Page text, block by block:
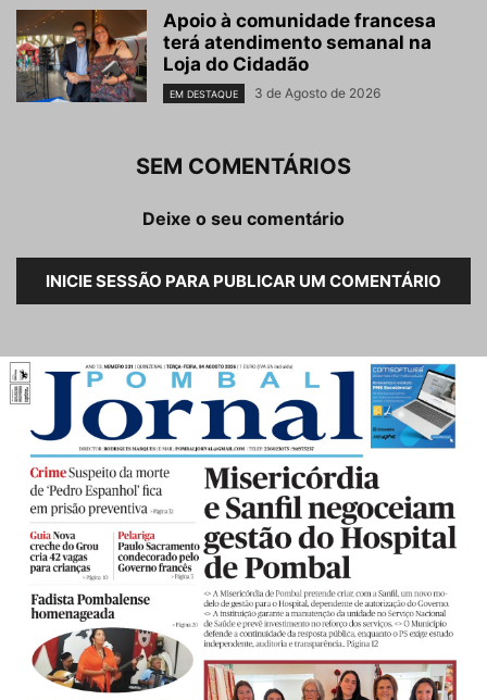
Apoio à comunidade francesa
terá atendimento semanal na
Loja do Cidadão
EM DESTAQUE 3 de Agosto de 2026
SEM COMENTÁRIOS
Deixe o seu comentário
INICIE SESSÃO PARA PUBLICAR UM COMENTÁRIO